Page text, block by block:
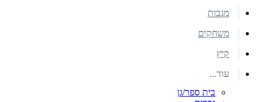
מגבות
משחקים
קיץ
עוד...
בית ספר/גן